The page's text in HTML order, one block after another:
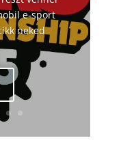
e-sport
neked